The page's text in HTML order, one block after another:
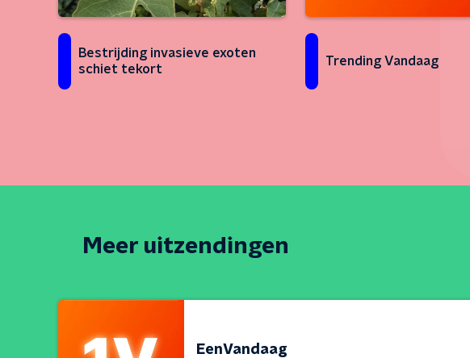
Bestrijding invasieve exoten
schiet tekort
Trending Vandaag
Meer uitzendingen
EenVandaag